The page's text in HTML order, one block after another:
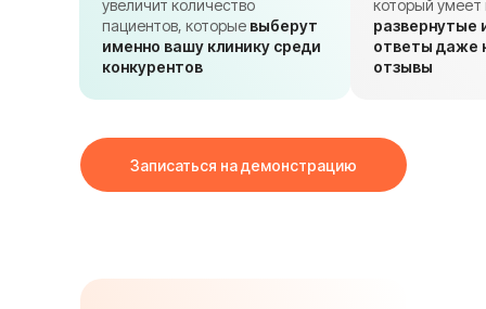
увеличит количество
пациентов, которые выберут
именно вашу клинику среди
конкурентов
который умеет
развернутые
ответы даже
отзывы
Записаться на демонстрацию